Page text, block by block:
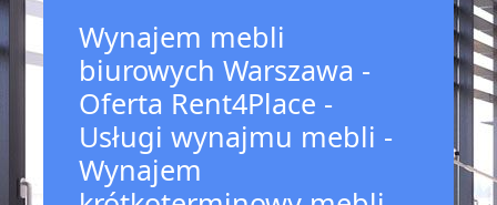
Wynajem mebli
biurowych Warszawa -
Oferta Rent4Place -
Usługi wynajmu mebli -
Wynajem